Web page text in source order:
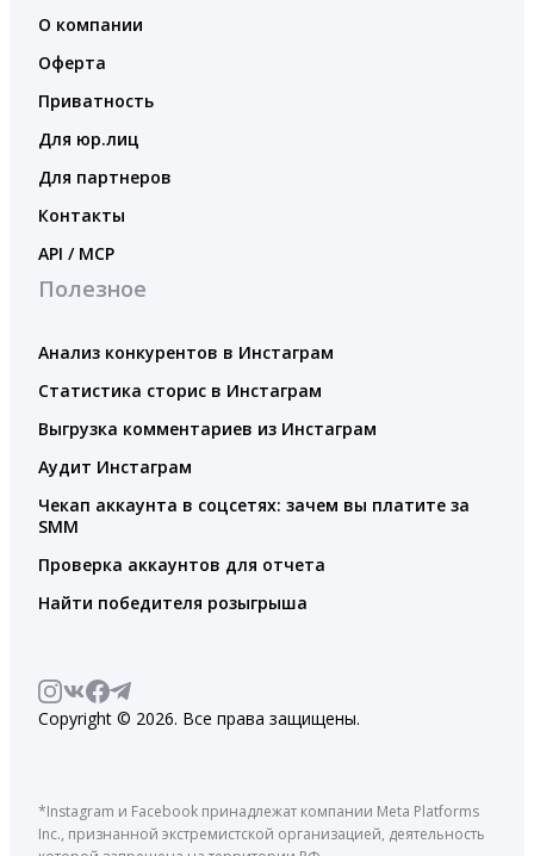
О компании
Оферта
Приватность
Для юр.лиц
Для партнеров
Контакты
API / MCP
Полезное
Анализ конкурентов в Инстаграм
Статистика сторис в Инстаграм
Выгрузка комментариев из Инстаграм
Аудит Инстаграм
Чекап аккаунта в соцсетях: зачем вы платите за
SMM
Проверка аккаунтов для отчета
Найти победителя розыгрыша
Copyright © 2026. Все права защищены.
*Instagram и Facebook принадлежат компании Meta Platforms
Inc., признанной экстремистской организацией, деятельность